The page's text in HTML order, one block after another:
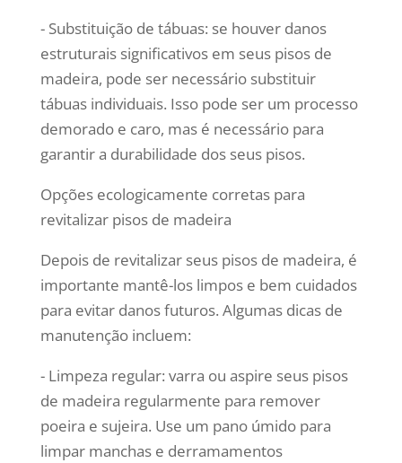
- Substituição de tábuas: se houver danos
estruturais significativos em seus pisos de
madeira, pode ser necessário substituir
tábuas individuais. Isso pode ser um processo
demorado e caro, mas é necessário para
garantir a durabilidade dos seus pisos.
Opções ecologicamente corretas para
revitalizar pisos de madeira
Depois de revitalizar seus pisos de madeira, é
importante mantê-los limpos e bem cuidados
para evitar danos futuros. Algumas dicas de
manutenção incluem:
- Limpeza regular: varra ou aspire seus pisos
de madeira regularmente para remover
poeira e sujeira. Use um pano úmido para
limpar manchas e derramamentos